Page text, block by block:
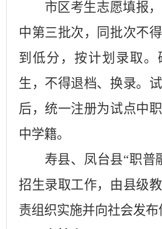
市区考生志愿填报
中第三批次，同批次不
到低分，按计划录取。
生，不得退档、换录。
后，统一注册为试点中
中学籍。
寿县、凤台县“职普
招生录取工作，由县级
责组织实施并向社会发布